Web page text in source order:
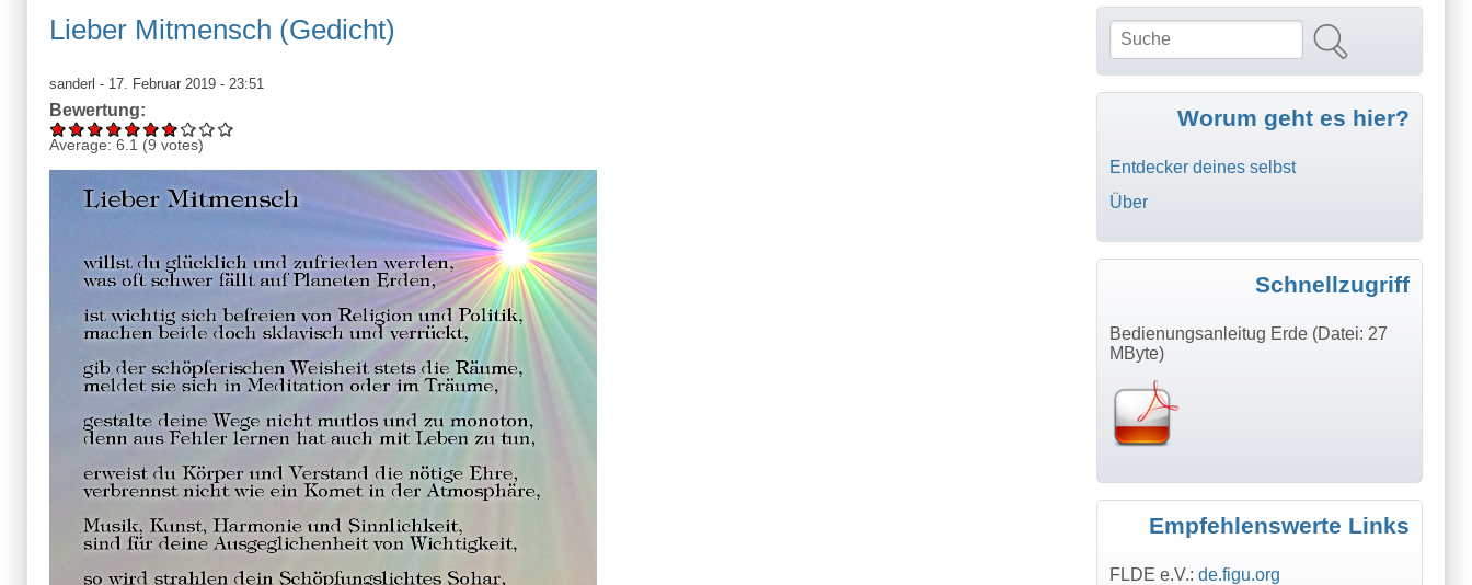
Lieber Mitmensch (Gedicht)
sanderl - 17. Februar 2019 - 23:51
Bewertung:
Average: 6.1 (9 votes)
Suchformular Suche
Worum geht es hier?
Entdecker deines selbst
Über
Schnellzugriff
Bedienungsanleitug Erde (Datei: 27
MByte)
Empfehlenswerte Links
FLDE e.V.: de.figu.org